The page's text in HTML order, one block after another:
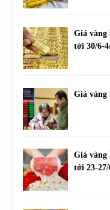
Giá vàng
tới 30/6-
Giá vàng
Giá vàng
tới 23-27/